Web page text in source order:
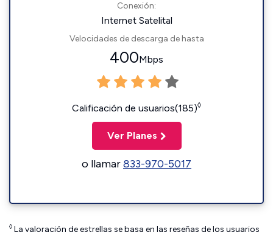
Conexión:
Internet Satelital
Velocidades de descarga de hasta
400Mbps
Calificación de usuarios(185)◊
Ver Planes
o llamar833-970-5017
◊ La valoración de estrellas se basa en las reseñas de los usuarios